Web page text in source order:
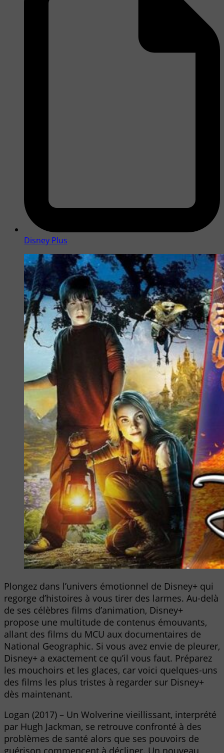
Disney Plus
Plongez dans l’univers émotionnel de Disney+ qui
regorge d’histoires à vous tirer des larmes. Au-delà
de ses célèbres films d’animation, Disney+
propose une multitude de contenus émouvants,
allant des films du MCU aux documentaires de
National Geographic. Si vous avez envie de pleurer,
Disney+ a exactement ce qu’il vous faut. Préparez
les mouchoirs et les glaces, car voici quelques-uns
des films les plus tristes à regarder sur Disney+
dès maintenant.
Logan (2017) – Un Wolverine vieillissant, interprété
par Hugh Jackman, se retrouve confronté à des
problèmes de santé alors que ses pouvoirs de
guérison commencent à décliner. Un nouveau